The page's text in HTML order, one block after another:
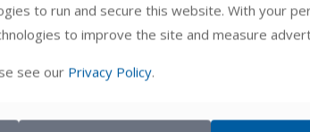
за
на
ви
решения
to run and secure this website. With your
to improve the site and measure
see our Privacy Policy.